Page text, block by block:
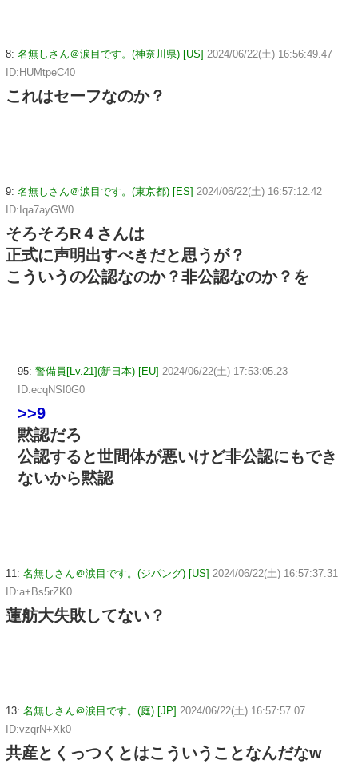
8: 名無しさん＠涙目です。(神奈川県) [US] 2024/06/22(土) 16:56:49.47
ID:HUMtpeC40
これはセーフなのか？
9: 名無しさん＠涙目です。(東京都) [ES] 2024/06/22(土) 16:57:12.42
ID:Iqa7ayGW0
そろそろR４さんは
正式に声明出すべきだと思うが？
こういうの公認なのか？非公認なのか？を
95: 警備員[Lv.21](新日本) [EU] 2024/06/22(土) 17:53:05.23
ID:ecqNSI0G0
>>9
黙認だろ
公認すると世間体が悪いけど非公認にもでき
ないから黙認
11: 名無しさん＠涙目です。(ジパング) [US] 2024/06/22(土) 16:57:37.31
ID:a+Bs5rZK0
蓮舫大失敗してない？
13: 名無しさん＠涙目です。(庭) [JP] 2024/06/22(土) 16:57:57.07
ID:vzqrN+Xk0
共産とくっつくとはこういうことなんだなw